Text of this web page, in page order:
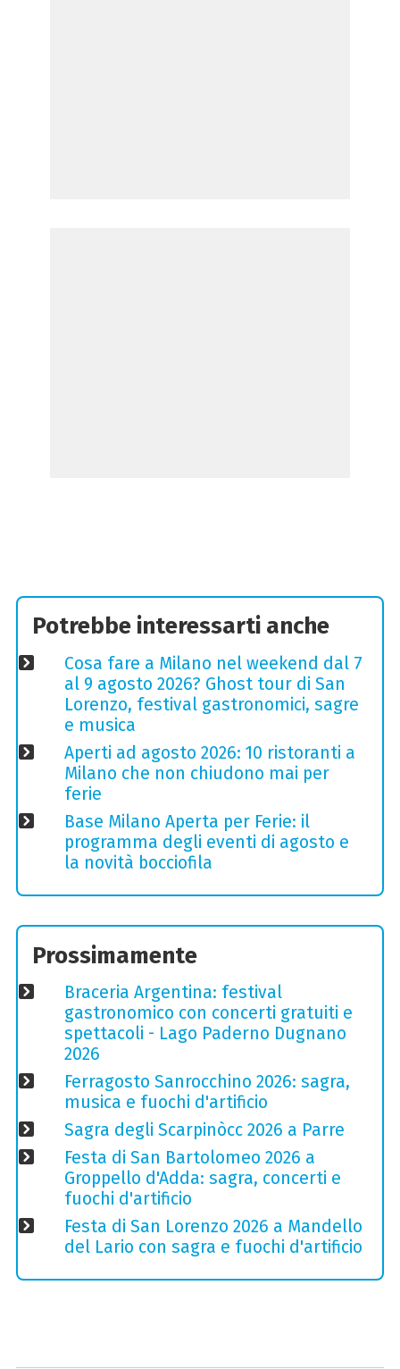
Potrebbe interessarti anche
Cosa fare a Milano nel weekend dal 7
al 9 agosto 2026? Ghost tour di San
Lorenzo, festival gastronomici, sagre
e musica
Aperti ad agosto 2026: 10 ristoranti a
Milano che non chiudono mai per
ferie
Base Milano Aperta per Ferie: il
programma degli eventi di agosto e
la novità bocciofila
Prossimamente
Braceria Argentina: festival
gastronomico con concerti gratuiti e
spettacoli - Lago Paderno Dugnano
2026
Ferragosto Sanrocchino 2026: sagra,
musica e fuochi d'artificio
Sagra degli Scarpinòcc 2026 a Parre
Festa di San Bartolomeo 2026 a
Groppello d'Adda: sagra, concerti e
fuochi d'artificio
Festa di San Lorenzo 2026 a Mandello
del Lario con sagra e fuochi d'artificio